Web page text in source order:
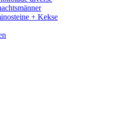
+ Kekse